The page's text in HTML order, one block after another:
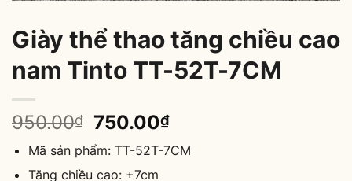
Giày thể thao tăng chiều cao
nam Tinto TT-52T-7CM
950.00₫
Original
price
was:
750.00₫Current
price
is:
Mã sản phẩm: TT-52T-7CM
Tăng chiều cao: +7cm